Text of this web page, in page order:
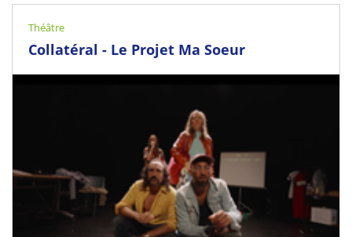
On 29 April 2027
Riorges
Théâtre
Collatéral - Le Projet Ma Soeur